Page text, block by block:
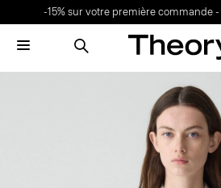
-15% sur votre première commande -